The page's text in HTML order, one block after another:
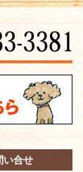
い合せ